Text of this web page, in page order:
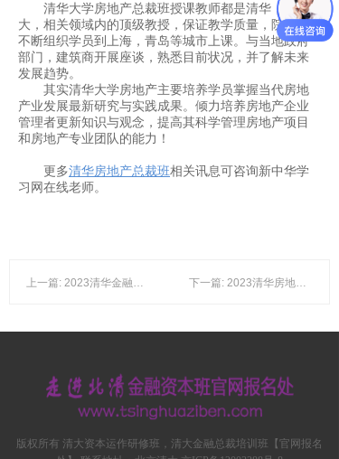
清华大学房地产总裁班授课教师都是清华，北
大，相关领域内的顶级教授，保证教学质量，院校还
不断组织学员到上海，青岛等城市上课。与当地政府
部门，建筑商开展座谈，熟悉目前状况，并了解未来
发展趋势。
其实清华大学房地产主要培养学员掌握当代房地
产业发展最新研究与实践成果。倾力培养房地产企业
管理者更新知识与观念，提高其科学管理房地产项目
和房地产专业团队的能力！
更多清华房地产总裁班相关讯息可咨询新中华学
习网在线老师。
上一篇: 2023清华金融总裁班报名条件解读 下一篇: 2023清华房地产总裁班培训介绍
版权所有 清大资本运作研修班，清大金融总裁培训班【官网报名